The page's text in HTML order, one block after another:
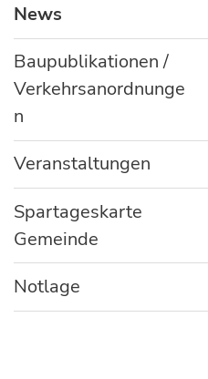
News
(ausgewählt)
Baupublikationen /
Verkehrsanordnunge
n
Veranstaltungen
Spartageskarte
Gemeinde
Notlage